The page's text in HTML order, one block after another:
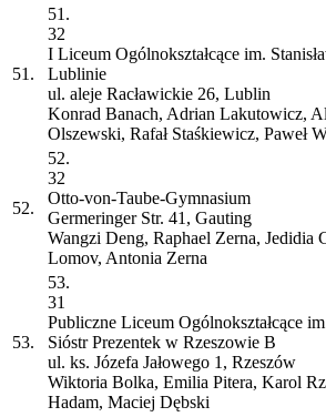
51.
51.
32
I Liceum Ogólnokształcące im.
Lublinie
ul. aleje Racławickie 26, Lublin
Konrad Banach, Adrian Lakutowicz,
Olszewski, Rafał Staśkiewicz, Paweł
52.
52.
32
Otto-von-Taube-Gymnasium
Germeringer Str. 41, Gauting
Wangzi Deng, Raphael Zerna, Jedidia
Lomov, Antonia Zerna
53.
53.
31
Publiczne Liceum Ogólnokształcące
Sióstr Prezentek w Rzeszowie B
ul. ks. Józefa Jałowego 1, Rzeszów
Wiktoria Bolka, Emilia Pitera, Karol
Hadam, Maciej Dębski